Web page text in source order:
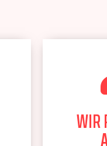
WIR